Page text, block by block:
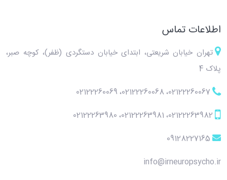
اطلاعات تماس
تهران خیابان شریعتی، ابتدای خیابان دستگردی (ظفر)، کوچه صبر،
پلاک 4
02122260067، 02122260068، 02122260069
02122263982، 02122263981، 02122263980
09128227165
info@irneuropsycho.ir